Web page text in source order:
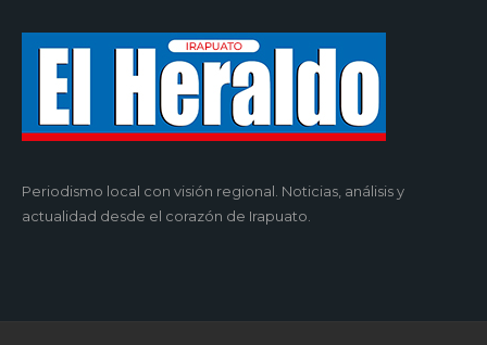
Periodismo local con visión regional. Noticias, análisis y
actualidad desde el corazón de Irapuato.